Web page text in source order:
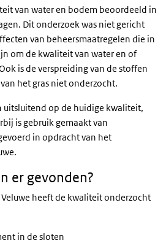
van water en bodem beoordeeld in
Dit onderzoek was niet gericht
van beheersmaatregelen die in
om de kwaliteit van water en of
is de verspreiding van de stoffen
het gras niet onderzocht.
uitsluitend op de huidige kwaliteit,
is gebruik gemaakt van
in opdracht van het
er gevonden?
heeft de kwaliteit onderzocht
in de sloten